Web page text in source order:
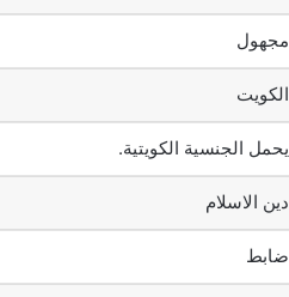
مجهول
الكويت
يحمل الجنسية الكويتية.
دين الاسلام
ضابط